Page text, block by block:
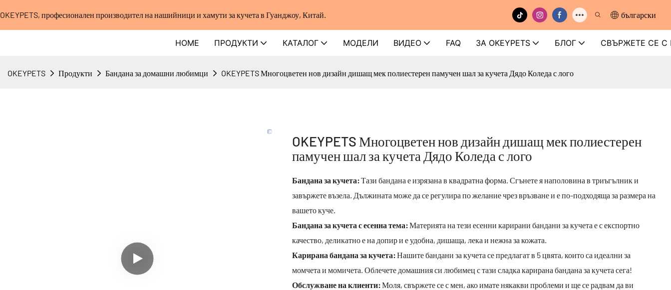
OKEYPETS, професионален производител на нашийници и хамути за кучета в Гуанджоу, Китай. български
HOME ПРОДУКТИ КАТАЛОГ МОДЕЛИ ВИДЕО FAQ ЗА OKEYPETS БЛОГ СВЪРЖЕТЕ СЕ С
OKEYPETS Продукти Бандана за домашни любимци OKEYPETS Многоцветен нов дизайн дишащ мек полиестерен памучен шал за кучета Дядо Коледа с лого
OKEYPETS Многоцветен нов дизайн дишащ мек полиестерен
памучен шал за кучета Дядо Коледа с лого
Бандана за кучета:Тази бандана е изрязана в квадратна форма. Сгънете я наполовина в триъгълник и
завържете възела. Дължината може да се регулира по желание чрез връзване и е по-подходяща за размера на
вашето куче.
Бандана за кучета с есенна тема:Материята на тези есенни карирани бандани за кучета е с експортно
качество, деликатно е на допир и е удобна, дишаща, лека и нежна за кожата.
Карирана бандана за кучета:Нашите бандани за кучета се предлагат в 5 цвята, които са идеални за
момчета и момичета. Облечете домашния си любимец с тази сладка карирана бандана за кучета сега!
Обслужване на клиенти:Моля, свържете се с мен, ако имате някакви проблеми и ще се радвам да ви